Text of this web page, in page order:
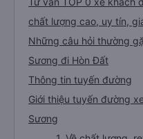
chất lượng cao, uy tín,
Những câu hỏi thường
Sương đi Hòn Đất
Thông tin tuyến đường
Giới thiệu tuyến đường
Sương